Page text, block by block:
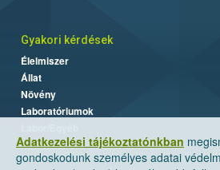
Adatkezelési tájékoztatónkban
gondoskodunk személyes adatai
Gyakori kérdések
Élelmiszer
Állat
Növény
Laboratóriumok